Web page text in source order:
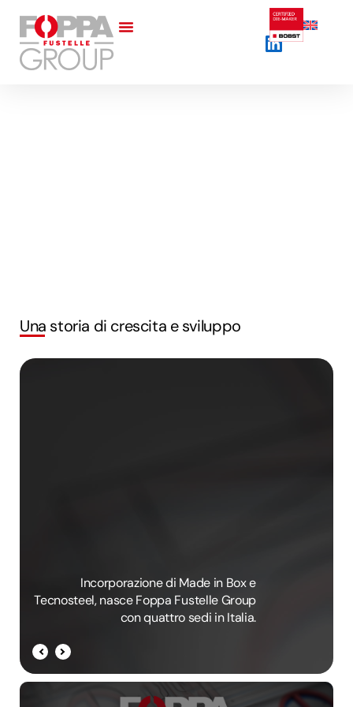
Una storia di crescita e sviluppo
Incorporazione di Made in Box e
Tecnosteel, nasce Foppa Fustelle Group
con quattro sedi in Italia.